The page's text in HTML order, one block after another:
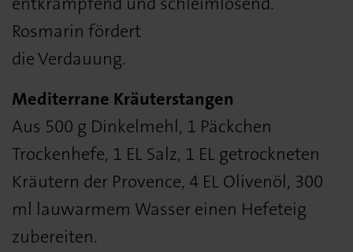
Rosmarin fördert
die Verdauung.
Mediterrane Kräuterstangen
Aus 500 g Dinkelmehl, 1 Päckchen
Trockenhefe, 1 EL Salz, 1 EL getrockneten
Kräutern der Provence, 4 EL Olivenöl, 300
ml lauwarmem Wasser einen Hefeteig
zubereiten.